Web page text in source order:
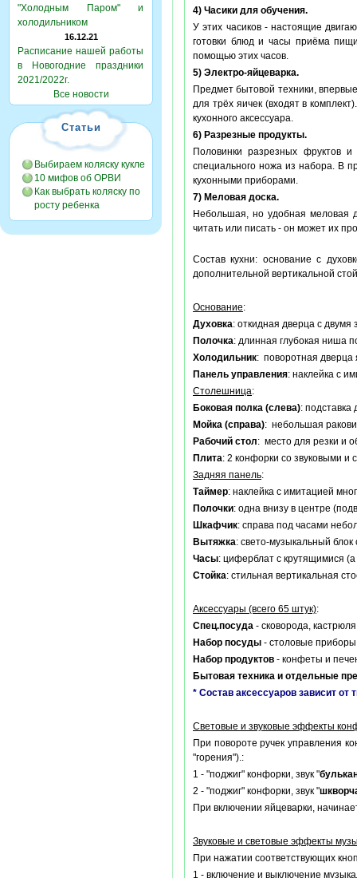
"Холодным Паром" и
холодильником
16.12.21
Расписание нашей работы
в Новогодние праздники
2021/2022г.
Все новости
Статьи
Выбираем коляску кукле
10 мифов об ОРВИ
Как выбрать коляску по
росту ребенка
4) Часики для обучения.
У этих часиков - настоящие
готовки блюд и часы приёма
помощью этих часов.
5) Электро-яйцеварка.
Предмет бытовой техники,
для трёх яичек (входят в
кухонного аксессуара.
6) Разрезные продукты.
Половинки разрезных фруктов
специального ножа из набора. В
кухонными приборами.
7) Меловая доска.
Небольшая, но удобная меловая
читать или писать - он может их
Состав кухни: основание с
дополнительной вертикальной
Основание:
Духовка: откидная дверца с
Полочка: длинная глубокая ниша
Холодильник: поворотная дверца
Панель управления: наклейка с
Столешница:
Боковая полка (слева): подставка
Мойка (справа): небольшая
Рабочий стол: место для резки и
Плита: 2 конфорки со звуковыми
Задняя панель:
Таймер: наклейка с имитацией
Полочки: одна внизу в центре
Шкафчик: справа под часами
Вытяжка: свето-музыкальный
Часы: циферблат с крутящимися
Стойка: стильная вертикальная
Аксессуары (всего 65 штук):
Спец.посуда - сковорода,
Набор посуды - столовые
Набор продуктов - конфеты и
Бытовая техника и отдельные
* Состав аксессуаров зависит от
Световые и звуковые эффекты
При повороте ручек управления
"горения").:
1 - "поджиг" конфорки, звук "
2 - "поджиг" конфорки, звук "
При включении яйцеварки,
Звуковые и световые эффекты
При нажатии соответствующих
1 - включение и выключение